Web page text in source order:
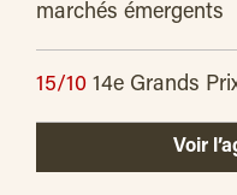
marchés émergents
15/10 14e Grands
Voir